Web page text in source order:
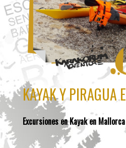
KAYAK Y PIRAGUA
Excursiones en Kayak en Mallorca